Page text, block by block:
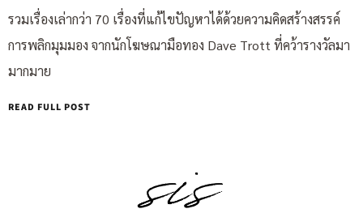
รวมเรื่องเล่ากว่า 70 เรื่องที่แก้ไขปัญหาได้ด้วยความคิดสร้างสรรค์
การพลิกมุมมอง จากนักโฆษณามือทอง Dave Trott ที่คว้ารางวัลมา
มากมาย
READ FULL POST